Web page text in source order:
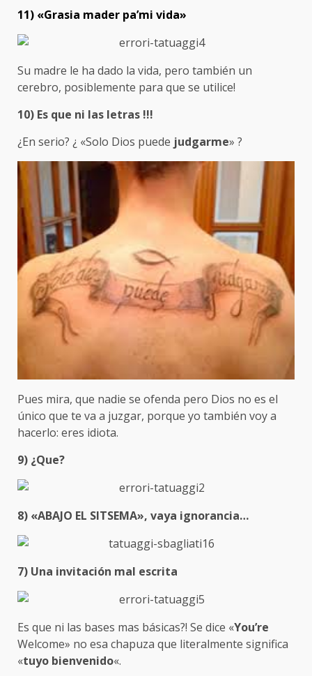
11) «Grasia mader pa’mi vida»
Su madre le ha dado la vida, pero también un
cerebro, posiblemente para que se utilice!
10) Es que ni las letras !!!
¿En serio? ¿ «Solo Dios puede judgarme» ?
Pues mira, que nadie se ofenda pero Dios no es el
único que te va a juzgar, porque yo también voy a
hacerlo: eres idiota.
9) ¿Que?
8) «ABAJO EL SITSEMA», vaya ignorancia…
7) Una invitación mal escrita
Es que ni las bases mas básicas?! Se dice «You’re
Welcome» no esa chapuza que literalmente significa
«tuyo bienvenido«.